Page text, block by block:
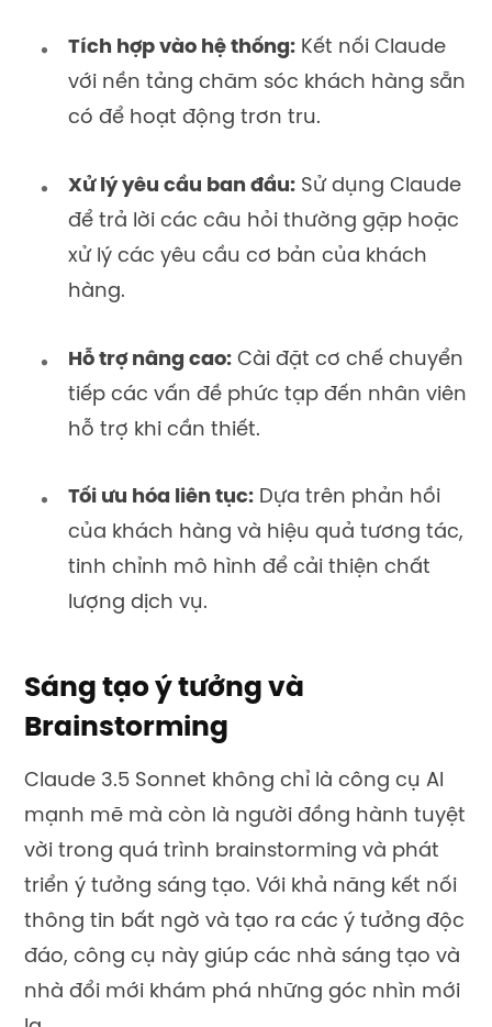
Tích hợp vào hệ thống: Kết nối Claude
với nền tảng chăm sóc khách hàng sẵn
có để hoạt động trơn tru.
Xử lý yêu cầu ban đầu: Sử dụng Claude
để trả lời các câu hỏi thường gặp hoặc
xử lý các yêu cầu cơ bản của khách
hàng.
Hỗ trợ nâng cao: Cài đặt cơ chế chuyển
tiếp các vấn đề phức tạp đến nhân viên
hỗ trợ khi cần thiết.
Tối ưu hóa liên tục: Dựa trên phản hồi
của khách hàng và hiệu quả tương tác,
tinh chỉnh mô hình để cải thiện chất
lượng dịch vụ.
Sáng tạo ý tưởng và
Brainstorming
Claude 3.5 Sonnet không chỉ là công cụ AI
mạnh mẽ mà còn là người đồng hành tuyệt
vời trong quá trình brainstorming và phát
triển ý tưởng sáng tạo. Với khả năng kết nối
thông tin bất ngờ và tạo ra các ý tưởng độc
đáo, công cụ này giúp các nhà sáng tạo và
nhà đổi mới khám phá những góc nhìn mới